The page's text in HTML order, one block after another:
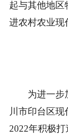
起与其他地区
进农村农业现
为进一步
川市印台区
2022年积极打